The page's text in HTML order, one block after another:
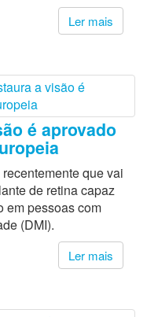
Ler mais
é aprovado
que vai
de retina capaz
em pessoas com
(DMI).
Ler mais